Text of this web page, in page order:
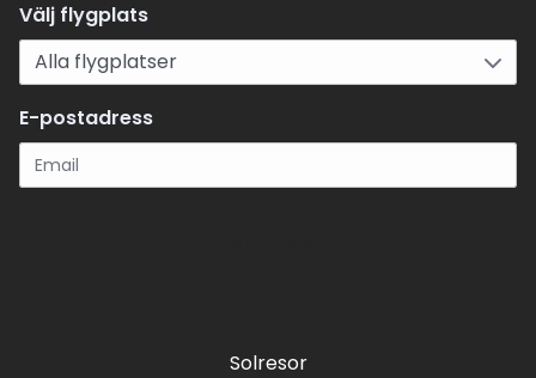
Välj flygplats
E-postadress
Solresor